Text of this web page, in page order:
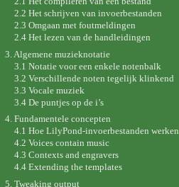
2.2 Het schrijven van invoerbestanden
2.3 Omgaan met foutmeldingen
2.4 Het lezen van de handleidingen
3. Algemene muzieknotatie
3.1 Notatie voor een enkele notenbalk
3.2 Verschillende noten tegelijk klinkend
3.3 Vocale muziek
3.4 De puntjes op de i’s
4. Fundamentele concepten
4.1 Hoe LilyPond-invoerbestanden werken
4.2 Voices contain music
4.3 Contexts and engravers
4.4 Extending the templates
5. Tweaking output